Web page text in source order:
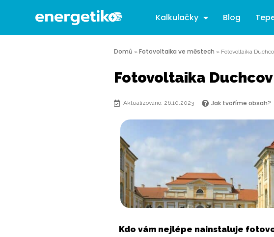
Kalkulačky Blog
Domů » Fotovoltaika ve městech » Fotovoltaika
Fotovoltaika
Aktualizováno: 26.10.2023 Jak tvoříme obsah?
Kdo vám nejlépe nainstaluje